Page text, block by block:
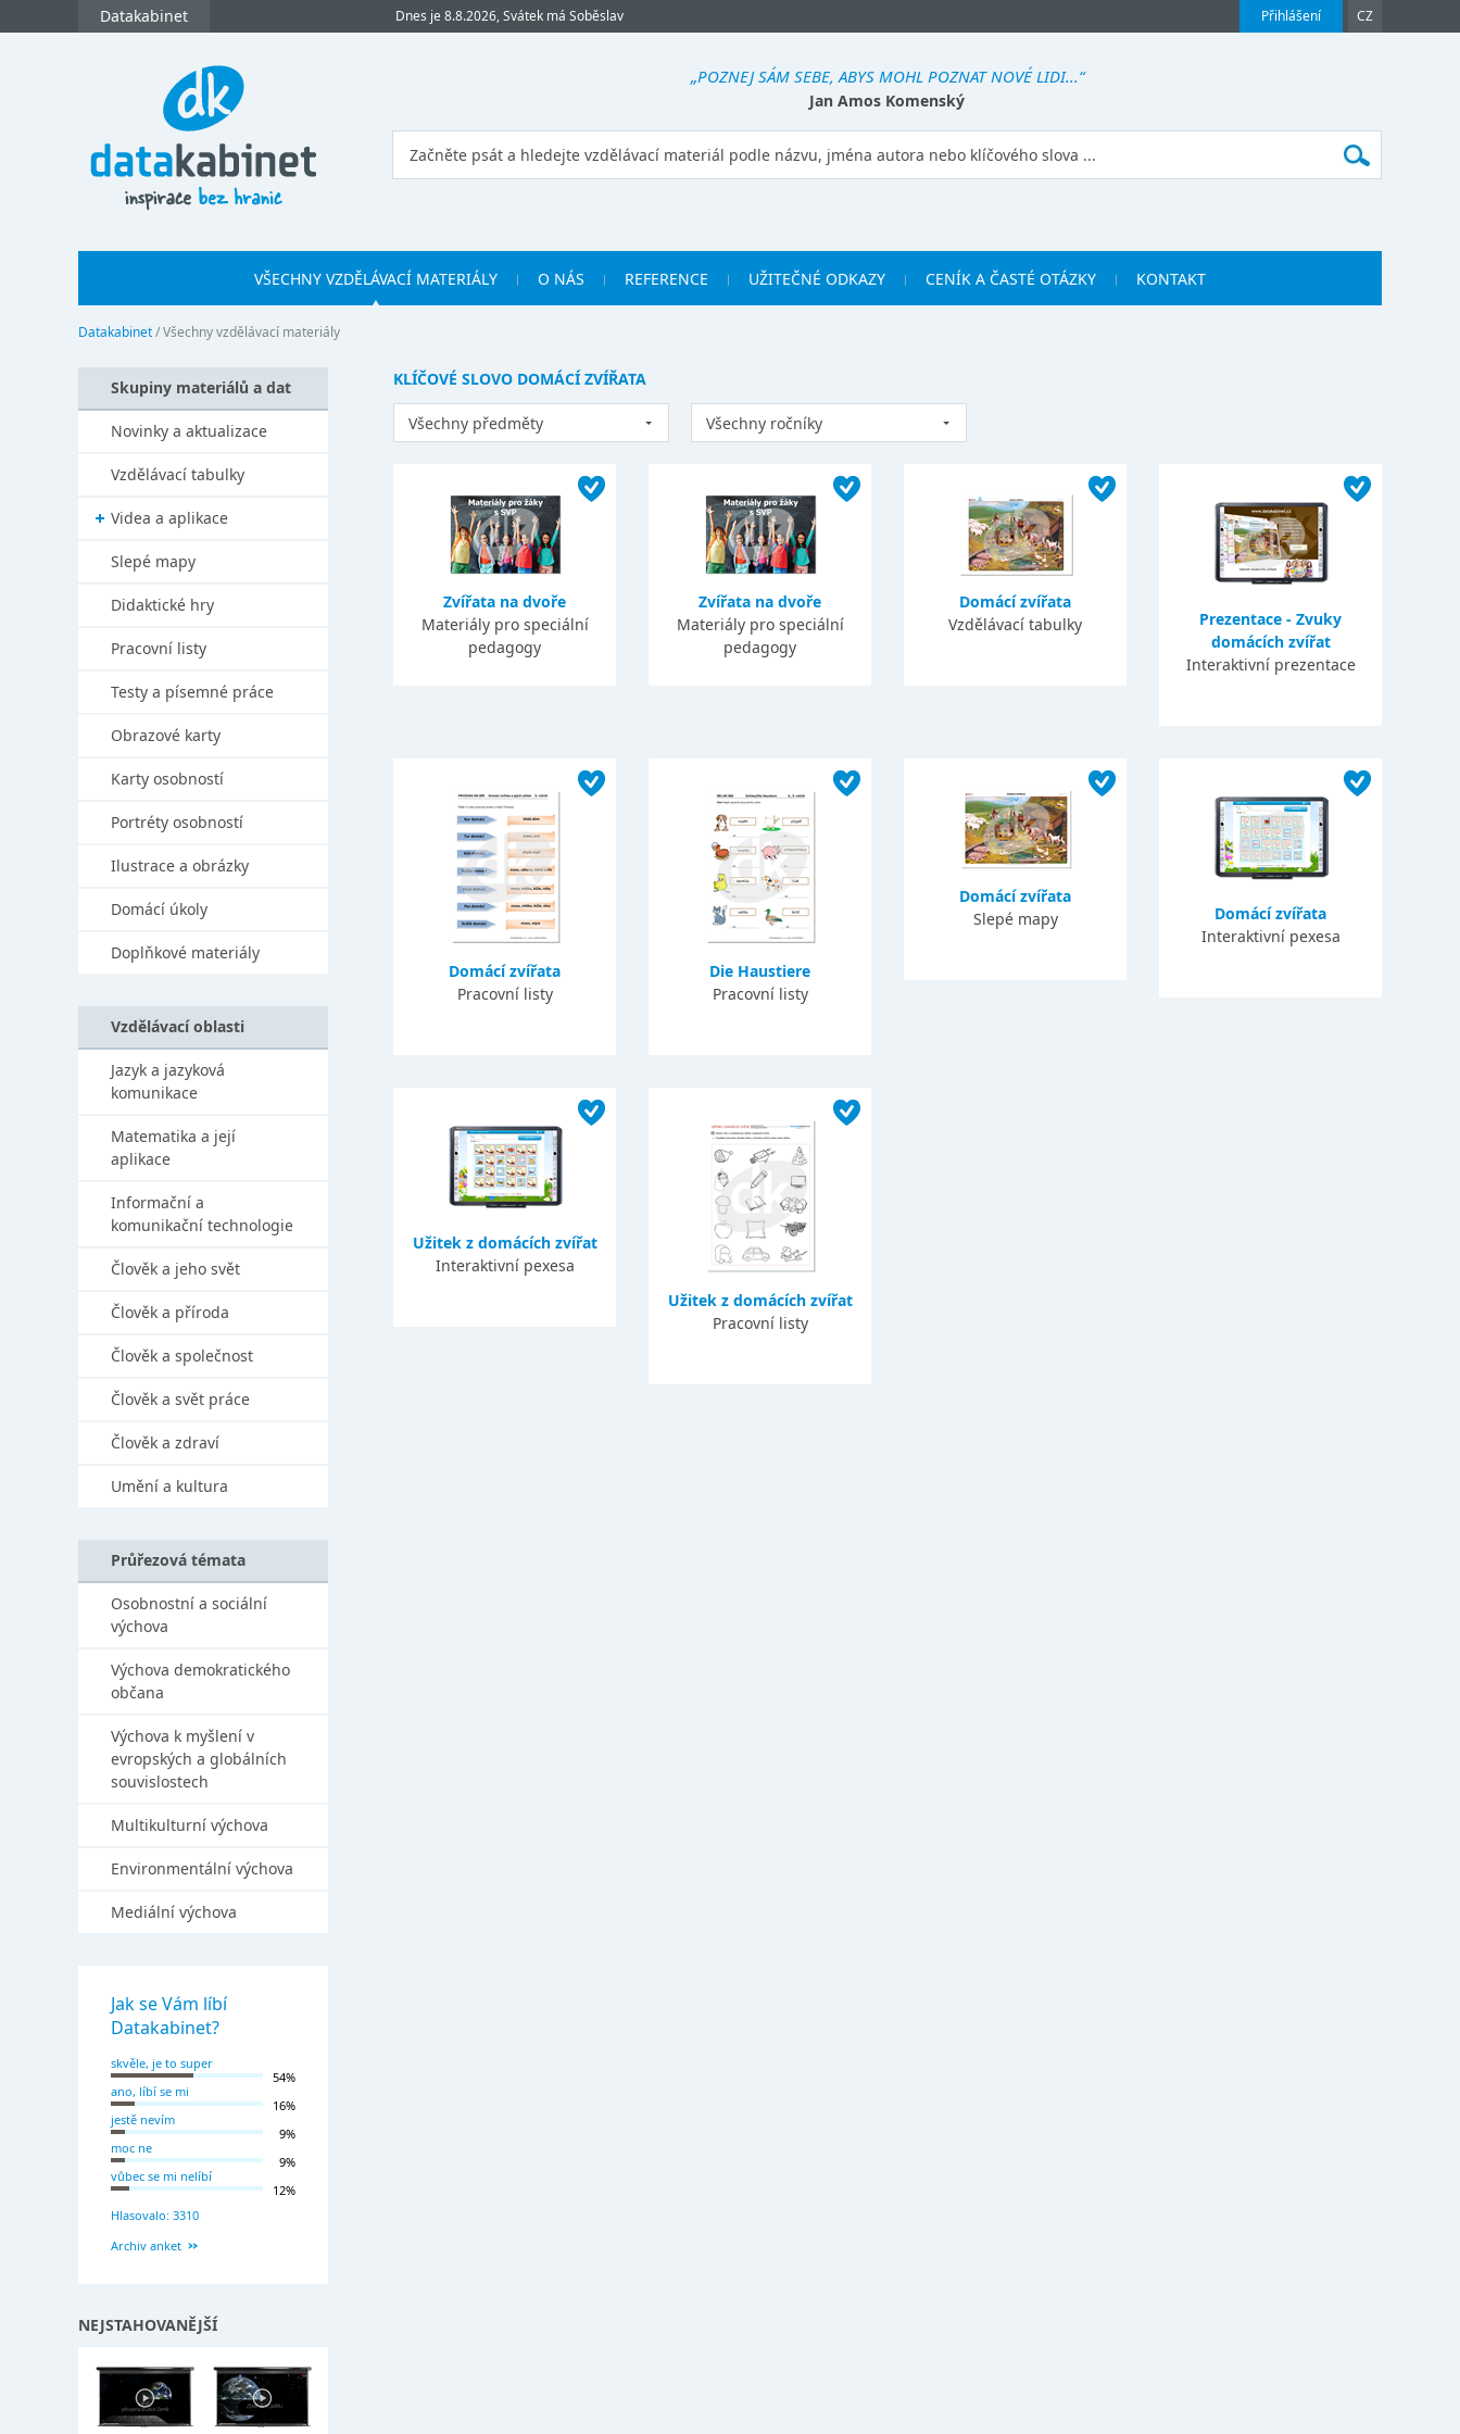
Přihlášení CZ
Datakabinet Dnes je 8.8.2026, Svátek má Soběslav
„POZNEJ SÁM SEBE, ABYS MOHL POZNAT NOVÉ LIDI...“
Jan Amos Komenský
VŠECHNY VZDĚLÁVACÍ MATERIÁLY O NÁS REFERENCE UŽITEČNÉ ODKAZY CENÍK A ČASTÉ OTÁZKY KONTAKT
Datakabinet/Všechny vzdělávací materiály
KLÍČOVÉ SLOVO DOMÁCÍ ZVÍŘATA
Všechny předměty Všechny ročníky
Zvířata na dvoře
Materiály pro speciální
pedagogy
Zvířata na dvoře
Materiály pro speciální
pedagogy
Domácí zvířata
Vzdělávací tabulky
Prezentace - Zvuky
domácích zvířat
Interaktivní prezentace
Domácí zvířata
Pracovní listy
Die Haustiere
Pracovní listy
Domácí zvířata
Slepé mapy
Domácí zvířata
Interaktivní pexesa
Užitek z domácích zvířat
Interaktivní pexesa
Užitek z domácích zvířat
Pracovní listy
Skupiny materiálů a dat
Novinky a aktualizace
Vzdělávací tabulky
Videa a aplikace
Slepé mapy
Didaktické hry
Pracovní listy
Testy a písemné práce
Obrazové karty
Karty osobností
Portréty osobností
Ilustrace a obrázky
Domácí úkoly
Doplňkové materiály
Vzdělávací oblasti
Jazyk a jazyková
komunikace
Matematika a její
aplikace
Informační a
komunikační technologie
Člověk a jeho svět
Člověk a příroda
Člověk a společnost
Člověk a svět práce
Člověk a zdraví
Umění a kultura
Průřezová témata
Osobnostní a sociální
výchova
Výchova demokratického
občana
Výchova k myšlení v
evropských a globálních
souvislostech
Multikulturní výchova
Environmentální výchova
Mediální výchova
Jak se Vám líbí
Datakabinet?
skvěle, je to super
54%
ano, líbí se mi
16%
jestě nevím
9%
moc ne
9%
vůbec se mi nelíbí
12%
Hlasovalo: 3310
Archiv anket
NEJSTAHOVANĚJŠÍ